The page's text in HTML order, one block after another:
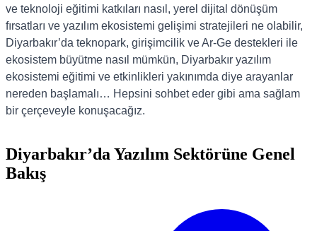
ve teknoloji eğitimi katkıları nasıl, yerel dijital dönüşüm
fırsatları ve yazılım ekosistemi gelişimi stratejileri ne olabilir,
Diyarbakır’da teknopark, girişimcilik ve Ar-Ge destekleri ile
ekosistem büyütme nasıl mümkün, Diyarbakır yazılım
ekosistemi eğitimi ve etkinlikleri yakınımda diye arayanlar
nereden başlamalı… Hepsini sohbet eder gibi ama sağlam
bir çerçeveyle konuşacağız.
Diyarbakır’da Yazılım Sektörüne Genel
Bakış